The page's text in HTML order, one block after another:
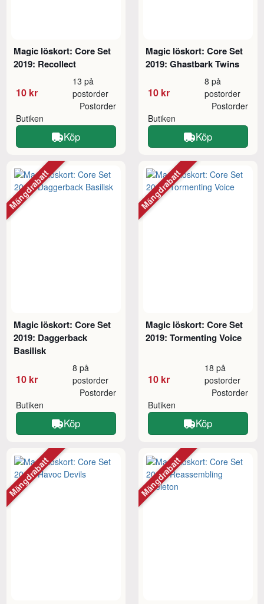
Magic löskort: Core Set
2019: Recollect
10 kr
13 på
postorder
Butiken
Postorder
Köp
Magic löskort: Core Set
2019: Ghastbark Twins
10 kr
8 på
postorder
Butiken
Postorder
Köp
Magic löskort: Core Set
2019: Daggerback
Basilisk
10 kr
8 på
postorder
Butiken
Postorder
Köp
Mängdrabatt
Magic löskort: Core Set
2019: Tormenting Voice
10 kr
18 på
postorder
Butiken
Postorder
Köp
Mängdrabatt
Mängdrabatt Mängdrabatt